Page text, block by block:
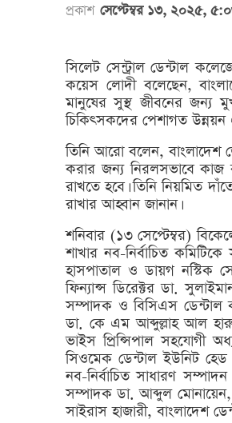
প্রকাশ সেপ্টেম্বর ১৩, ২০২৫,
সিলেট সেন্ট্রাল ডেন্টাল
কয়েস লোদী বলেছেন,
মানুষের সুস্থ জীবনের জন্য
চিকিৎসকদের পেশাগত উন্নয়ন
তিনি আরো বলেন, বাংলাদেশ
করার জন্য নিরলসভাবে কাজ
রাখতে হবে। তিনি নিয়মিত
রাখার আহ্বান জানান।
শনিবার (১৩ সেপ্টেম্বর)
শাখার নব-নির্বাচিত
হাসপাতাল ও ডায়গ নস্টিক
ফিন্যান্স ডিরেক্টর ডা.
সম্পাদক ও বিসিএস ডেন্টাল
ডা. কে এম আব্দুল্লাহ আল
ভাইস প্রিন্সিপাল সহযোগী
সিওমেক ডেন্টাল ইউনিট
নব-নির্বাচিত সাধারণ
সম্পাদক ডা. আব্দুল মোনায়েন,
সাইরাস হাজারী, বাংলাদেশ